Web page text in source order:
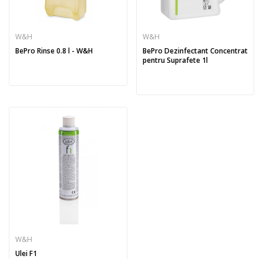
W&H
BePro Rinse 0.8 l - W&H
W&H
BePro Dezinfectant Concentrat
pentru Suprafete 1l
W&H
Ulei F1